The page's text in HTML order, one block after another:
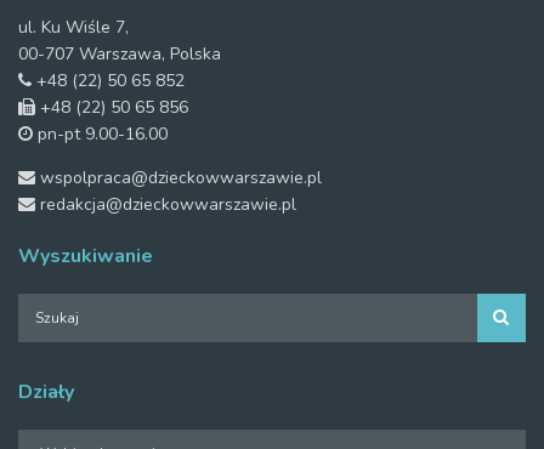
ul. Ku Wiśle 7,
00-707 Warszawa, Polska
+48 (22) 50 65 852
+48 (22) 50 65 856
pn-pt 9.00-16.00
wspolpraca@dzieckowwarszawie.pl
redakcja@dzieckowwarszawie.pl
Wyszukiwanie
Działy